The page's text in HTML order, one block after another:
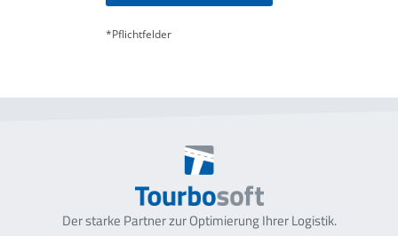
*Pflichtfelder
Der starke Partner zur OptimierungIhrer Logistik.